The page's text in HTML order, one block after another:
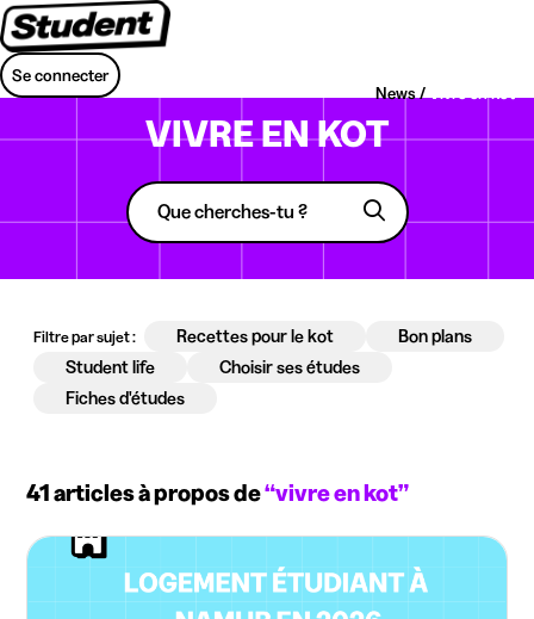
Se connecter
VIVRE EN KOT
News /Vivre en kot
Filtre par sujet : Recettes pour le kot
Bon plans
Student life
Choisir ses études
Fiches d'études
41 articles à propos de“vivre en kot”